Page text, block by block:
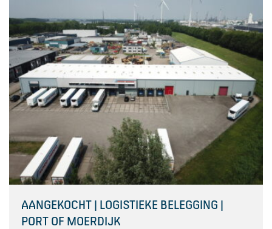
AANGEKOCHT | LOGISTIEKE BELEGGING |
PORT OF MOERDIJK